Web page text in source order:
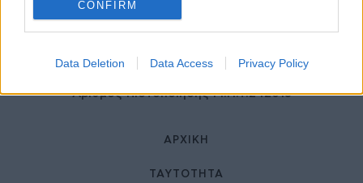
CONFIRM
Data Deletion Data Access Privacy Policy
Αριθμός Πιστοποίησης Μ.Η.Τ.242013
ΑΡΧΙΚΉ
ΤΑΥΤΌΤΗΤΑ